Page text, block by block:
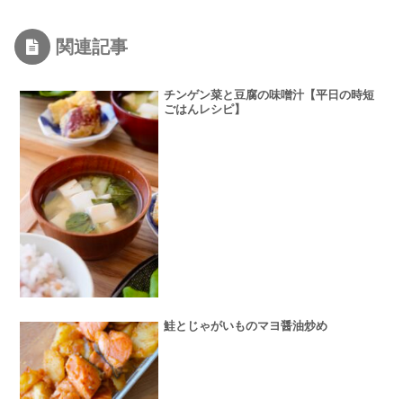
関連記事
チンゲン菜と豆腐の味噌汁【平日の時短
ごはんレシピ】
鮭とじゃがいものマヨ醤油炒め